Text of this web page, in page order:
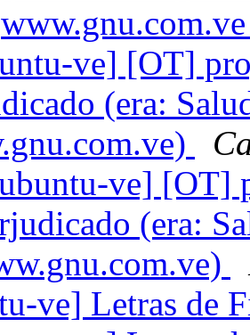
ve] [OT]
(era:
ve] [OT]
(era:
ve] Letras de